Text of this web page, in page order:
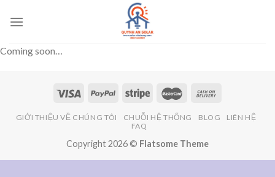
qua
dung
Coming soon…
GIỚI THIỆU VỀ CHÚNG TÔI CHUỖI HỆ THỐNG BLOG
LIÊN HỆ
FAQ
Copyright 2026 © Flatsome Theme